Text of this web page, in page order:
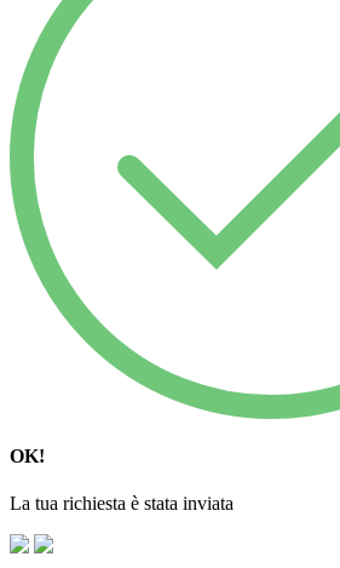
OK!
La tua richiesta è stata inviata